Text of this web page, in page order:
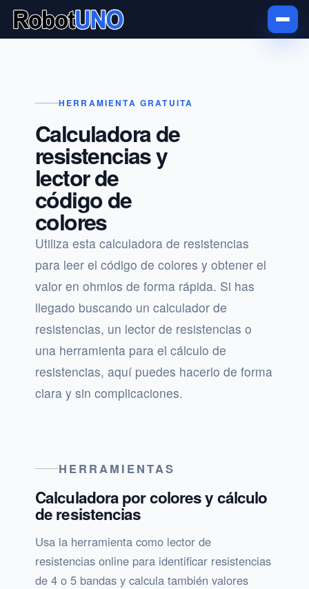
HERRAMIENTA GRATUITA
Calculadora de
resistencias y
lector de
código de
colores
Utiliza esta calculadora de resistencias
para leer el código de colores y obtener el
valor en ohmios de forma rápida. Si has
llegado buscando un calculador de
resistencias, un lector de resistencias o
una herramienta para el cálculo de
resistencias, aquí puedes hacerlo de forma
clara y sin complicaciones.
HERRAMIENTAS
Calculadora por colores y cálculo
de resistencias
Usa la herramienta como lector de
resistencias online para identificar resistencias
de 4 o 5 bandas y calcula también valores